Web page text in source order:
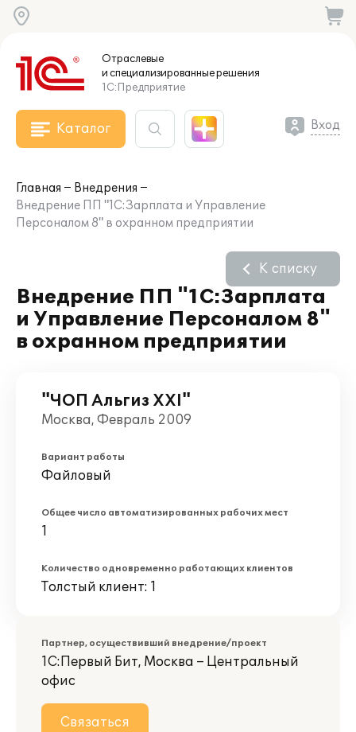
Отраслевые
и специализированныерешения
1С:Предприятие
Каталог Вход
Главная
Внедрения
Внедрение ПП "1С:Зарплата и Управление
Персоналом 8" в охранном предприятии
Внедрение ПП "1С:Зарплата
и Управление Персоналом 8"
в охранном предприятии
К списку
"ЧОП Альгиз XXI"
Москва, Февраль 2009
Вариант работы
Файловый
Общее число автоматизированных рабочих мест
1
Количество одновременно работающих клиентов
Толстый клиент: 1
Партнер, осуществивший внедрение/проект
1С:Первый Бит, Москва – Центральный
офис
Связаться